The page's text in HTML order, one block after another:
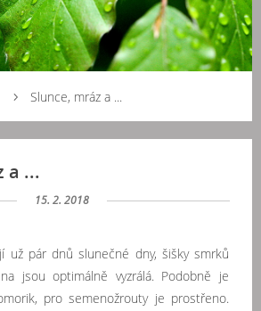
Slunce, mráz a ...
a ...
15. 2. 2018
už pár dnů slunečné dny, šišky smrků
jsou optimálně vyzrálá. Podobně je
pro semenožrouty je prostřeno.